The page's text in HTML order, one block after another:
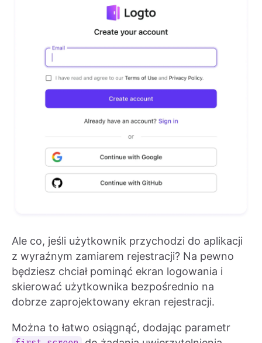
Ale co, jeśli użytkownik przychodzi do aplikacji
z wyraźnym zamiarem rejestracji? Na pewno
będziesz chciał pominąć ekran logowania i
skierować użytkownika bezpośrednio na
dobrze zaprojektowany ekran rejestracji.
Można to łatwo osiągnąć, dodając parametr